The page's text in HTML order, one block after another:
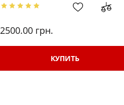
2500.00 грн.
КУПИТЬ